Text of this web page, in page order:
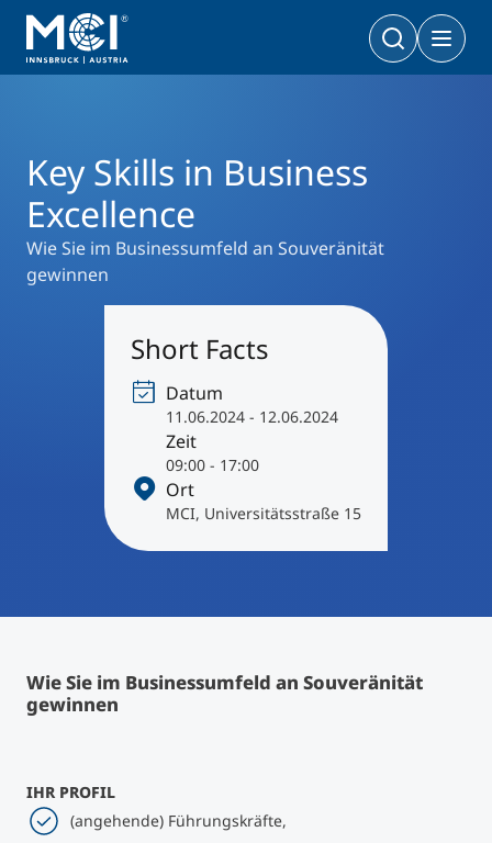
Wirtschaft & Gesellschaft
Technologie & Life Sciences
Master
Wirtschaft & Gesellschaft
Berufsbegleitend studieren
Ein Studium, das zu Ihnen passt
International studieren
An über 300 Partneruniversitäten
Studienberatung
Study Finder Bachelor/Master
Technologie & Life Sciences
Kooperationsmöglichkeiten
Entrepreneurship & Start-ups
Forschung am MCI
PhD | DBA
Executive Master
MBA | MSC | LL. M.
Executive Bachelor Online
Zertifikats-Lehrgänge
Micro Degrees
Micro Credentials
Masterclasses
Management-Seminare
Key Skills in Business
Excellence
Wie Sie im Businessumfeld an Souveränität
gewinnen
Short Facts
Datum
11.06.2024 - 12.06.2024
Zeit
09:00 - 17:00
Ort
MCI, Universitätsstraße 15
Wie Sie im Businessumfeld an Souveränität
gewinnen
IHR PROFIL
(angehende) Führungskräfte,